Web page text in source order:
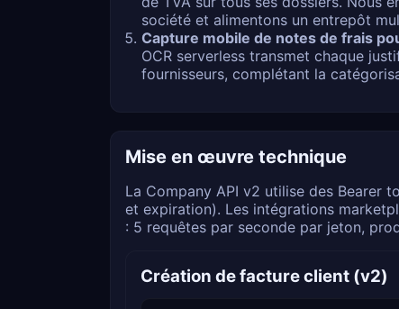
société et alimentons un entrepôt
Capture mobile de notes de frais
OCR serverless transmet chaque
fournisseurs, complétant la
Mise en œuvre technique
La Company API v2 utilise des Bearer
et expiration). Les intégrations
: 5 requêtes par seconde par jeton,
Création de facture client (v2)